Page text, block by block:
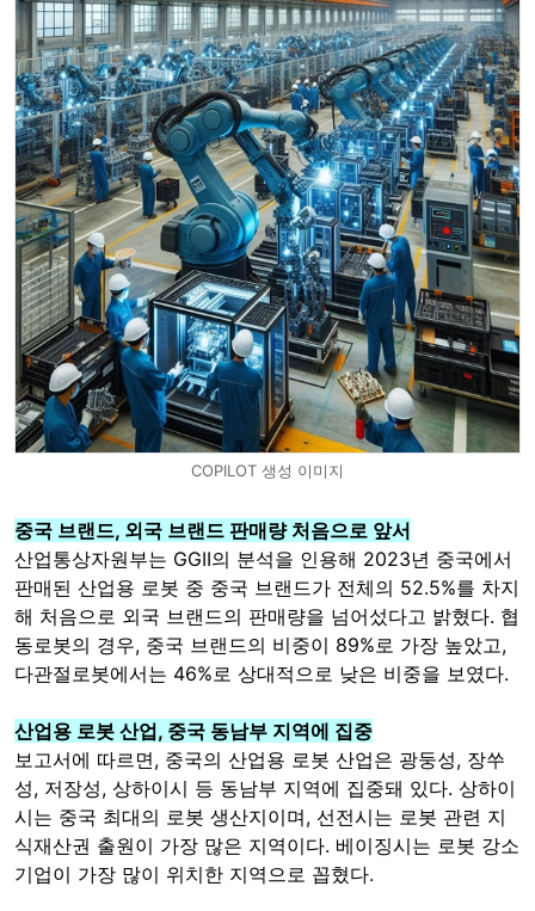
COPILOT 생성 이미지
중국 브랜드, 외국 브랜드 판매량 처음으로 앞서
산업통상자원부는 GGII의 분석을 인용해 2023년 중국에서
판매된 산업용 로봇 중 중국 브랜드가 전체의 52.5%를 차지
해 처음으로 외국 브랜드의 판매량을 넘어섰다고 밝혔다. 협
동로봇의 경우, 중국 브랜드의 비중이 89%로 가장 높았고,
다관절로봇에서는 46%로 상대적으로 낮은 비중을 보였다.
산업용 로봇 산업, 중국 동남부 지역에 집중
보고서에 따르면, 중국의 산업용 로봇 산업은 광둥성, 장쑤
성, 저장성, 상하이시 등 동남부 지역에 집중돼 있다. 상하이
시는 중국 최대의 로봇 생산지이며, 선전시는 로봇 관련 지
식재산권 출원이 가장 많은 지역이다. 베이징시는 로봇 강소
기업이 가장 많이 위치한 지역으로 꼽혔다.